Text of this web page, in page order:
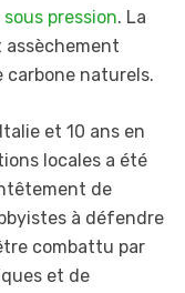
sous pression. La
naturels.
et 10 ans en
locales a été
de
à défendre
combattu par
et de